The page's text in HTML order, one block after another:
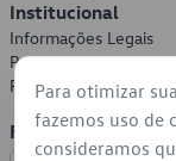
Institucional
Informações Legais
Política de Privacidade
Política de Cookies
Formas de
Para otimizar
fazemos uso de
consideramos